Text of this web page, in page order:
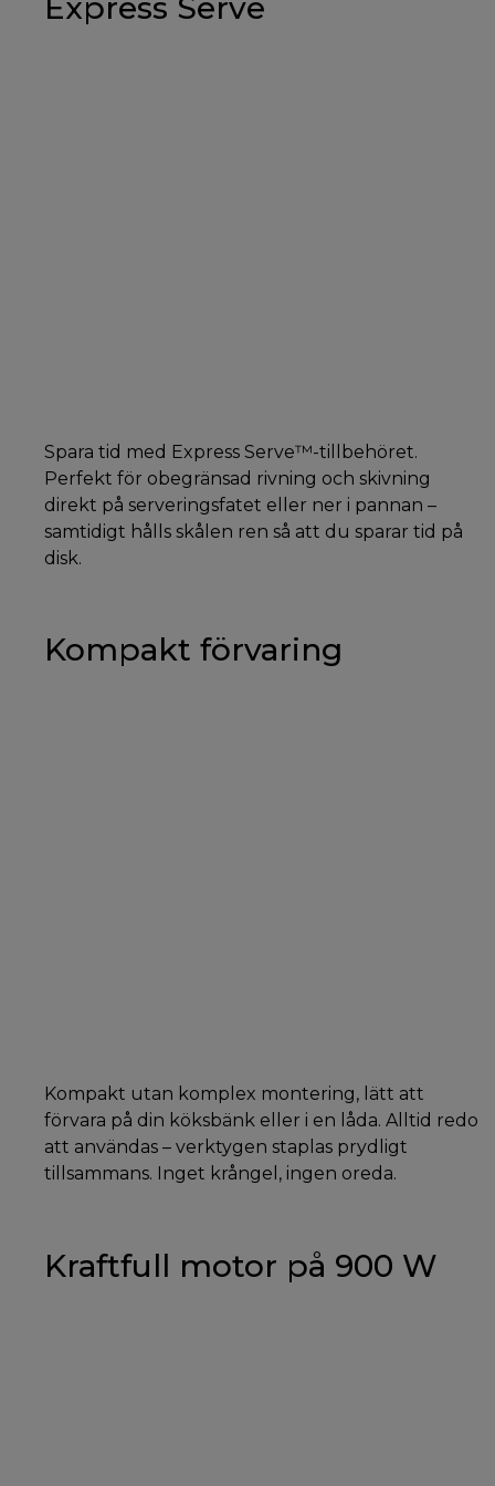
Spara tid med Express Serve™-tillbehöret.
Perfekt för obegränsad rivning och skivning
direkt på serveringsfatet eller ner i pannan –
samtidigt hålls skålen ren så att du sparar tid på
disk.
Kompakt förvaring
Kompakt utan komplex montering, lätt att
förvara på din köksbänk eller i en låda. Alltid redo
att användas – verktygen staplas prydligt
tillsammans. Inget krångel, ingen oreda.
Kraftfull motor på 900 W